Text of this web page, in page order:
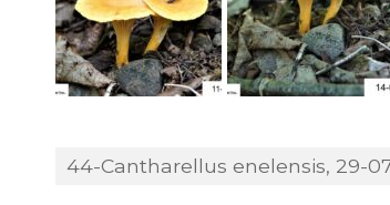
44-Cantharellus enelensis, 29-